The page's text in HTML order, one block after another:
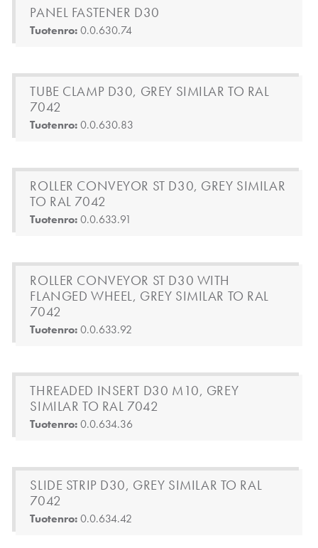
PANEL FASTENER D30
Tuotenro:0.0.630.74
TUBE CLAMP D30, GREY SIMILAR TO RAL
7042
Tuotenro:0.0.630.83
ROLLER CONVEYOR ST D30, GREY SIMILAR
TO RAL 7042
Tuotenro:0.0.633.91
ROLLER CONVEYOR ST D30 WITH
FLANGED WHEEL, GREY SIMILAR TO RAL
7042
Tuotenro:0.0.633.92
THREADED INSERT D30 M10, GREY
SIMILAR TO RAL 7042
Tuotenro:0.0.634.36
SLIDE STRIP D30, GREY SIMILAR TO RAL
7042
Tuotenro:0.0.634.42